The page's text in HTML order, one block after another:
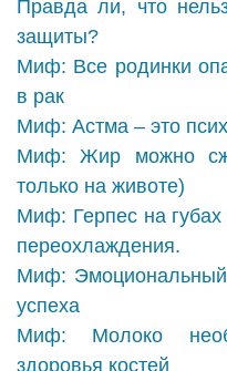
Правда ли, что
защиты?
Миф: Все родинки
в рак
Миф: Астма – это
Миф: Жир можно
только на животе)
Миф: Герпес на губах
переохлаждения.
Миф:
успеха
Миф: Молоко
здоровья костей